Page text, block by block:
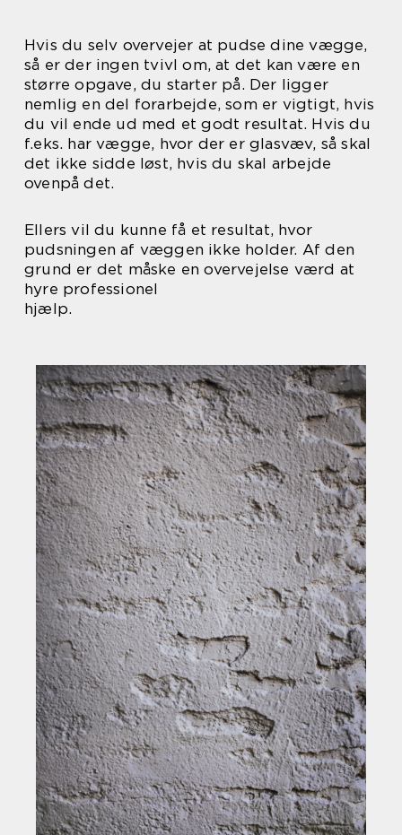
Hvis du selv overvejer at pudse dine vægge,
så er der ingen tvivl om, at det kan være en
større opgave, du starter på. Der ligger
nemlig en del forarbejde, som er vigtigt, hvis
du vil ende ud med et godt resultat. Hvis du
f.eks. har vægge, hvor der er glasvæv, så skal
det ikke sidde løst, hvis du skal arbejde
ovenpå det.
Ellers vil du kunne få et resultat, hvor
pudsningen af væggen ikke holder. Af den
grund er det måske en overvejelse værd at
hyre professionel
hjælp.